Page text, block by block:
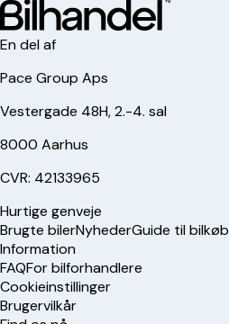
En del af
Pace Group Aps
Vestergade 48H, 2.-4. sal
8000 Aarhus
CVR: 42133965
Hurtige genveje
Brugte bilerNyhederGuide til bilkøb
Information
FAQFor bilforhandlere
Cookieinstillinger
Brugervilkår